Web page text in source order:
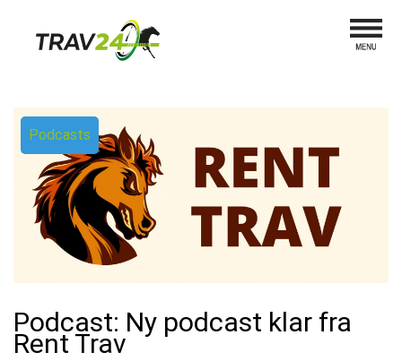
Podcasts
Podcast: Ny podcast klar fra
Rent Trav